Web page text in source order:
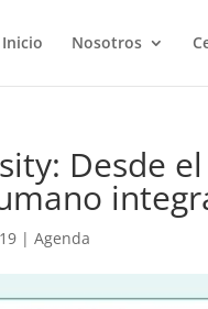
Inicio Nosotros
Desde
|Agenda